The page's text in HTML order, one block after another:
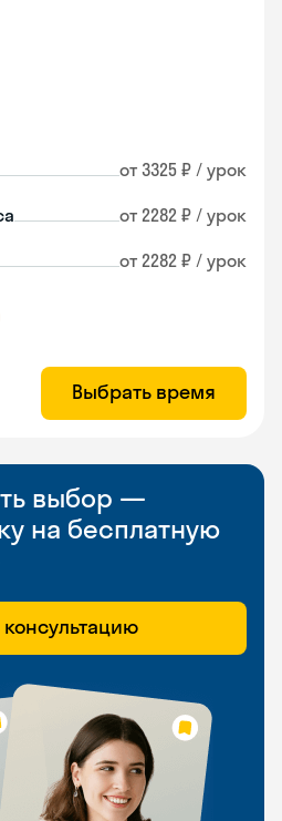
от 3325 ₽ / урок
от 2282 ₽ / урок
от 2282 ₽ / урок
Выбрать время
выбор —
на бесплатную
консультацию